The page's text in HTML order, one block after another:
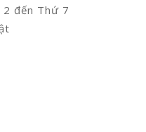
đến Thứ 7